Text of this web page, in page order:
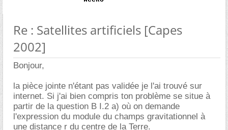
Re : Satellites artificiels [Capes
2002]
Bonjour,
la pièce jointe n'étant pas validée je l'ai trouvé sur
internet. Si j'ai bien compris ton problème se situe à
partir de la question B I.2 a) où on demande
l'expression du module du champs gravitationnel à
une distance r du centre de la Terre.